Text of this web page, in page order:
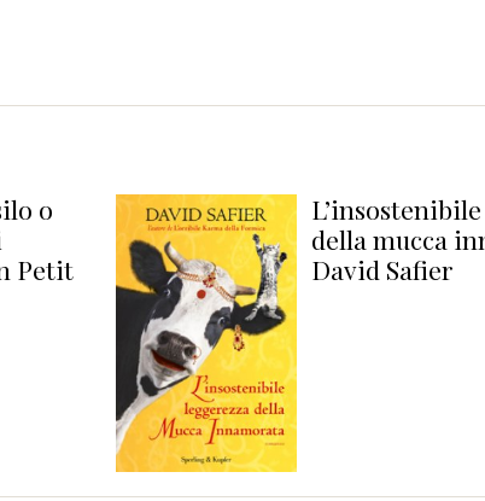
L’insostenibile leggerezza
della mucca innamorata di
David Safier